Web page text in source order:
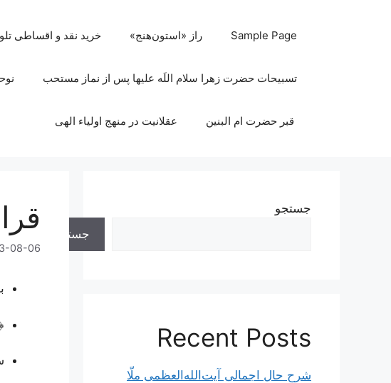
Sample Page راز «استون‌هنج» خرید نقد و اقساطی
تسبیحات حضرت زهرا سلام اللَه علیها پس از نماز مستحب
قبر حضرت ام البنین عقلانیت در منهج اولیاء الهی
08-06
جستجو
جستجو
Recent Posts
شرح حال اجمالی آیت‌الله‌العظمی ملّا